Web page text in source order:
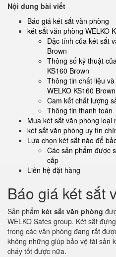
Nội dung bài viết
Báo giá két sắt văn phòng
két sắt văn phòng WELKO
Đặc tính của két sắt
Brown
Thông số kỹ thuật
KS160 Brown
Thông tin chất liệu
WELKO KS160 Brown
Cam kết chất lượng
Thông tin thanh toán
Mua két sắt văn phòng loại
két sắt văn phòng uy tín
Lựa chọn két sắt nào để
Các sản phẩm được
cấp
Liên hệ đặt hàng
Báo giá két sắt
Sản phẩm két sắt văn phòng
WELKO Safes group. Két sắt
trong các văn phòng đang rất
không những giúp bảo vệ tài sản
cháy tốt được nữa.